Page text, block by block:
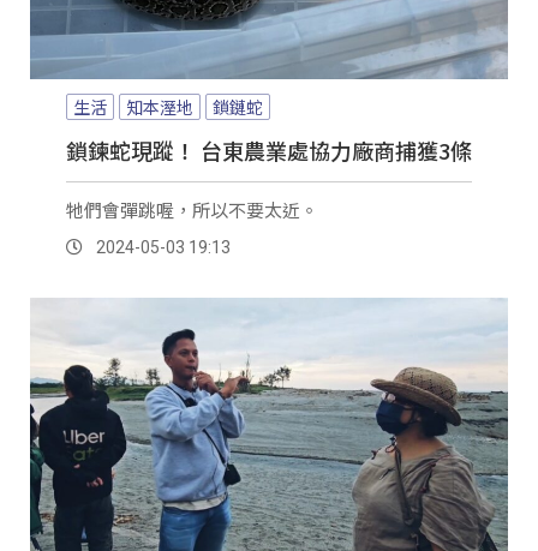
生活 知本溼地 鎖鏈蛇
鎖鍊蛇現蹤！ 台東農業處協力廠商捕獲3條
牠們會彈跳喔，所以不要太近。
2024-05-03 19:13